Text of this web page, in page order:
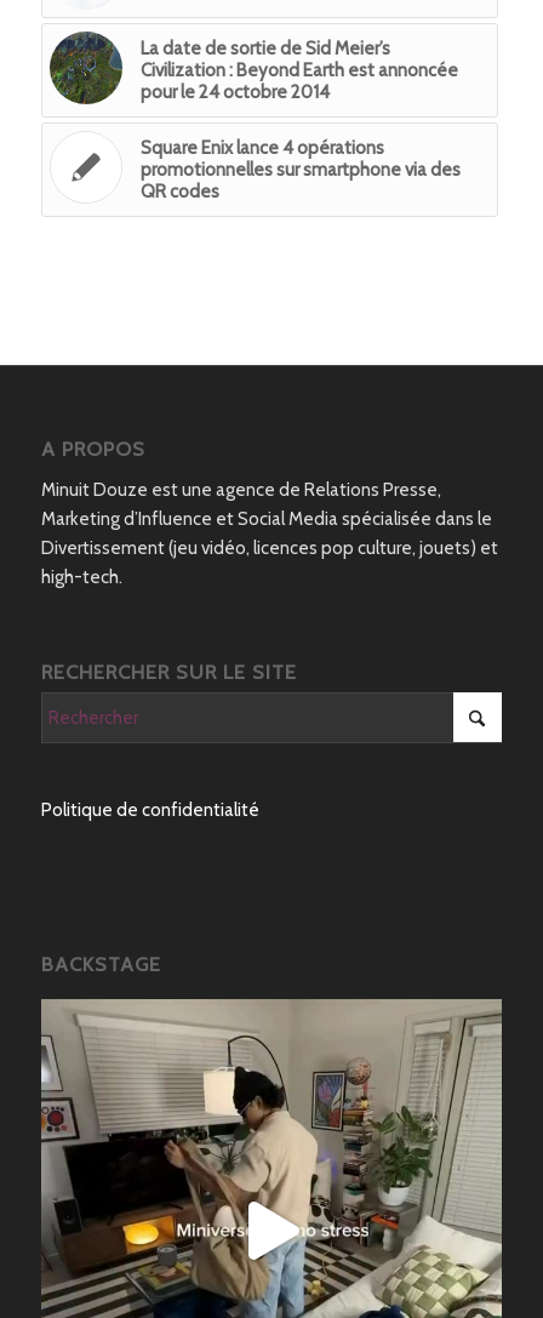
La date de sortie de Sid Meier’s
Civilization : Beyond Earth est annoncée
pour le 24 octobre 2014
Square Enix lance 4 opérations
promotionnelles sur smartphone via des
QR codes
A PROPOS
Minuit Douze est une agence de Relations Presse,
Marketing d’Influence et Social Media spécialisée dans le
Divertissement (jeu vidéo, licences pop culture, jouets) et
high-tech.
RECHERCHER SUR LE SITE
Politique de confidentialité
BACKSTAGE